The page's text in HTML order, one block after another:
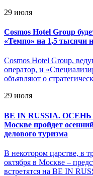
29 июля
Cosmos Hotel Group
«Темпо» на 1,5 тысячи
Cosmos Hotel Group,
оператор, и
объявляют о
29 июля
BE IN RUSSIA. ОСЕНЬ
Москве пройдет
делового туризма
В некотором царстве, в
октября в Москве –
встретятся на BE IN